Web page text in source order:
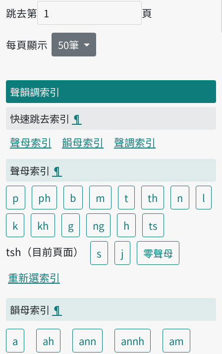
跳去第
頁碼
頁
每頁顯示 50筆
聲韻調索引
快速跳去索引 ¶
聲母索引
韻母索引
聲調索引
聲母索引 ¶
p
ph b m t th n
l
k
kh g ng h
ts
tsh（目前頁面）
s j
零聲母
重新選索引
韻母索引 ¶
a ah ann annh
am